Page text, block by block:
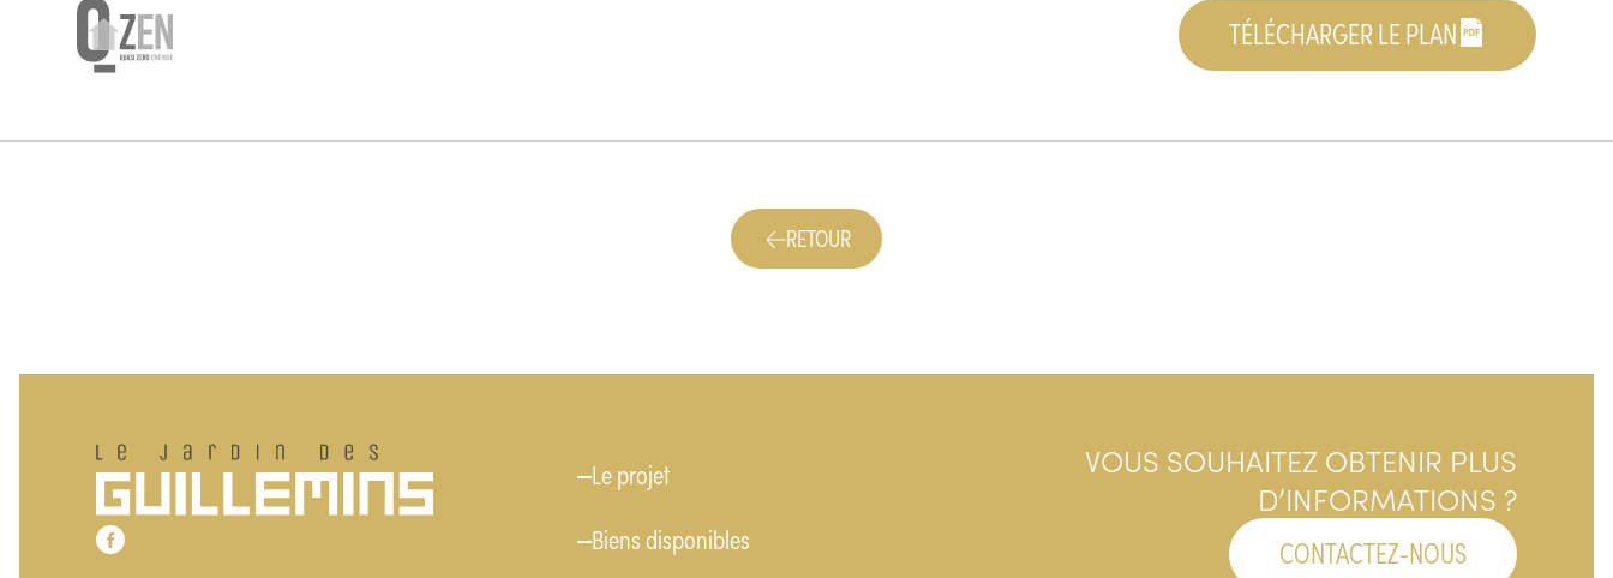
TÉLÉCHARGER LE PLAN
RETOUR
Pied de pageLe jardin des Guillemins
Notre page Facebook
Le projet
Biens disponibles
VOUS SOUHAITEZ OBTENIR PLUS
D’INFORMATIONS ?
CONTACTEZ-NOUS